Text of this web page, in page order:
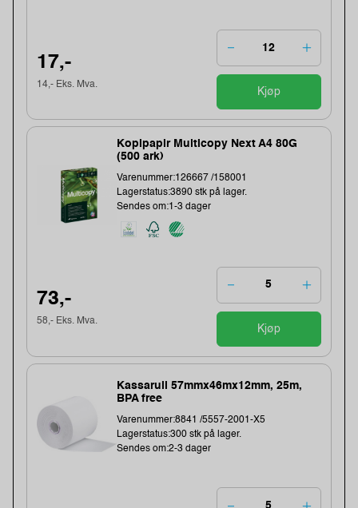
17,-
14,- Eks. Mva.
Kjøp
Kopipapir Multicopy Next A4 80G
(500 ark)
Varenummer:126667 /158001
Lagerstatus:3890 stk på lager.
Sendes om:1-3 dager
73,-
58,- Eks. Mva.
Kjøp
Kassarull 57mmx46mx12mm, 25m,
BPA free
Varenummer:8841 /5557-2001-X5
Lagerstatus:300 stk på lager.
Sendes om:2-3 dager